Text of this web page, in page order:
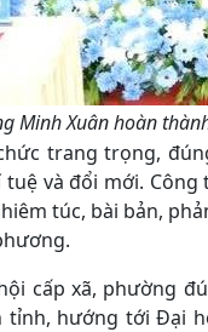
Minh Xuân hoàn
trang trọng,
và đổi mới.
túc, bài bản,
cấp xã, phường
tỉnh, hướng tới Đại